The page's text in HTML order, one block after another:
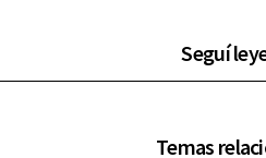
Seguí
Temas